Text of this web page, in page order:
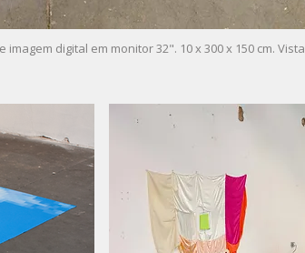
imagem digital em monitor 32". 10 x 300 x 150 cm.